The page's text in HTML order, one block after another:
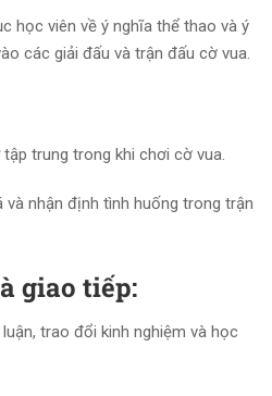
học viên về ý nghĩa thể thao và ý
các giải đấu và trận đấu cờ vua.
trung trong khi chơi cờ vua.
và nhận định tình huống trong trận
giao tiếp:
trao đổi kinh nghiệm và học